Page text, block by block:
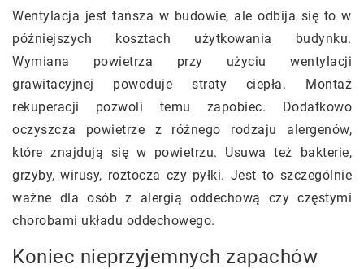
Wentylacja jest tańsza w budowie, ale odbija się to w
późniejszych kosztach użytkowania budynku.
Wymiana powietrza przy użyciu wentylacji
grawitacyjnej powoduje straty ciepła. Montaż
rekuperacji pozwoli temu zapobiec. Dodatkowo
oczyszcza powietrze z różnego rodzaju alergenów,
które znajdują się w powietrzu. Usuwa też bakterie,
grzyby, wirusy, roztocza czy pyłki. Jest to szczególnie
ważne dla osób z alergią oddechową czy częstymi
chorobami układu oddechowego.
Koniec nieprzyjemnych zapachów